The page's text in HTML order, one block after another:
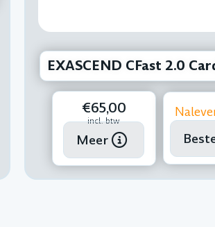
EXASCEND CFast 2.0
€65,00
incl. btw
Meer